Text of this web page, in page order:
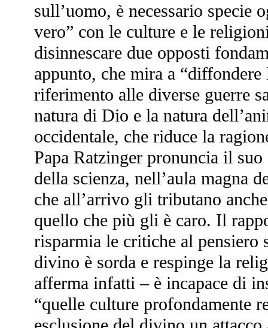
sull’uomo, è necessario specie
vero” con le culture e le
disinnescare due opposti
appunto, che mira a
riferimento alle diverse guerre
natura di Dio e la natura
occidentale, che riduce la
Papa Ratzinger pronuncia il
della scienza, nell’aula magna
che all’arrivo gli tributano
quello che più gli è caro. Il
risparmia le critiche al pensiero
divino è sorda e respinge la
afferma infatti – è incapace di
“quelle culture profondamente